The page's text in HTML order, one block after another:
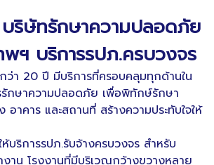
บริษัทรักษาความปลอดภัย
ฯ บริการรปภ.ครบวงจร
ว่า 20 ปี มีบริการที่ครอบคลุมทุกด้านใน
รักษาความปลอดภัย เพื่อพิทักษ์รักษา
าคาร และสถานที่ สร้างความประทับใจให้
บริการรปภ.รับจ้างครบวงจร สำหรับ
าน โรงงานที่มีบริเวณกว้างขวางหลาย